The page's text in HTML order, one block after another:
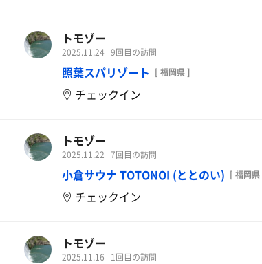
トモゾー
2025.11.24 9回目の訪問
照葉スパリゾート [ 福岡県 ]
チェックイン
トモゾー
2025.11.22 7回目の訪問
小倉サウナ TOTONOI (ととのい) [ 福岡
チェックイン
トモゾー
2025.11.16 1回目の訪問